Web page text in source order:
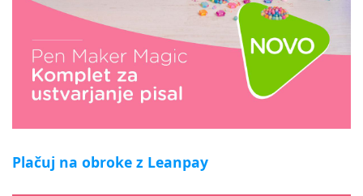
Plačuj na obroke z Leanpay